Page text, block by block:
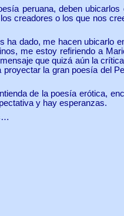
peruana, deben
creadores o los que nos
dado, me hacen ubicarlo
me estoy refiriendo a
que quizá aún la
la gran poesía del
de la poesía erótica,
y hay esperanzas.